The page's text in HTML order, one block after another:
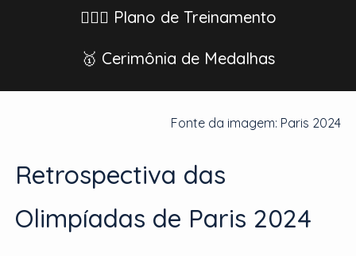
🏃🏻‍♀️ Plano de Treinamento
🥇 Cerimônia de Medalhas
Fonte da imagem: Paris 2024
Retrospectiva das
Olimpíadas de Paris 2024